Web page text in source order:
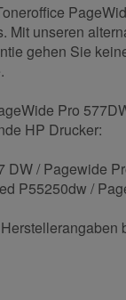
Mit unseren
gehen Sie
Pro
HP Drucker:
DW / Pagewide
P55250dw /